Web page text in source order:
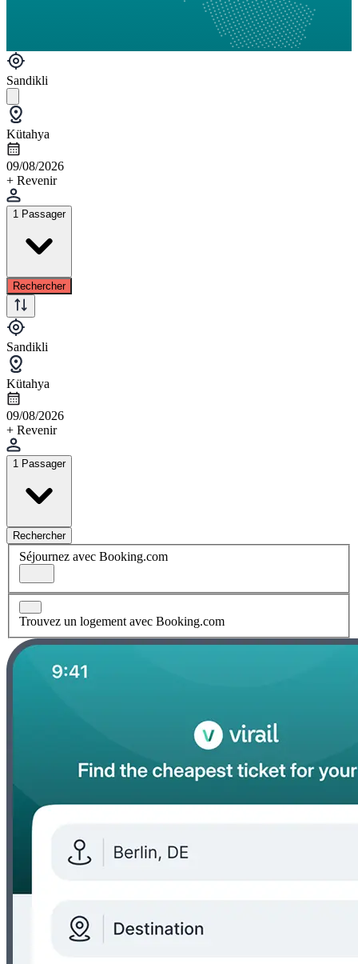
Sandikli
Kütahya
09/08/2026
+ Revenir
1 Passager
Rechercher
Sandikli
Kütahya
09/08/2026
+ Revenir
1 Passager
Rechercher
Séjournez avec Booking.com
Trouvez un logement avec Booking.com